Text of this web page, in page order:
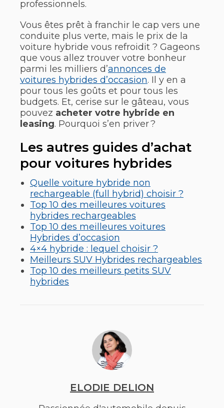
professionnels.
Vous êtes prêt à franchir le cap vers une
conduite plus verte, mais le prix de la
voiture hybride vous refroidit ? Gageons
que vous allez trouver votre bonheur
parmi les milliers d’annonces de
voitures hybrides d’occasion. Il y en a
pour tous les goûts et pour tous les
budgets. Et, cerise sur le gâteau, vous
pouvez acheter votre hybride en
leasing. Pourquoi s’en priver ?
Les autres guides d’achat
pour voitures hybrides
Quelle voiture hybride non
rechargeable (full hybrid) choisir ?
Top 10 des meilleures voitures
hybrides rechargeables
Top 10 des meilleures voitures
Hybrides d’occasion
​​​​​4×4 hybride : lequel choisir ?
Meilleurs SUV Hybrides rechargeables
Top 10 des meilleurs petits SUV
hybrides
ELODIE DELION